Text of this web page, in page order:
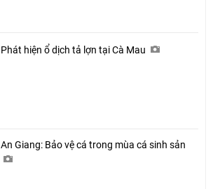
Phát hiện ổ dịch tả lợn tại Cà Mau
An Giang: Bảo vệ cá trong mùa cá sinh sản